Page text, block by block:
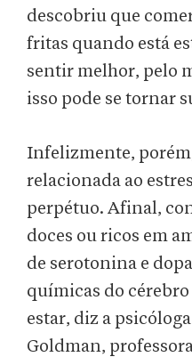
descobriu que
fritas quando está
sentir melhor, pelo
isso pode se tornar
Infelizmente,
relacionada ao
perpétuo. Afinal,
doces ou ricos em
de serotonina e
químicas do
estar, diz a
Goldman,